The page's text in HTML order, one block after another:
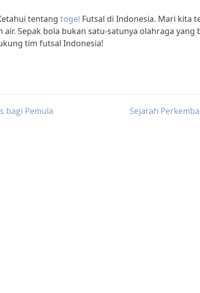
tentang togel Futsal di Indonesia. Mari kita
Sepak bola bukan satu-satunya olahraga yang
tim futsal Indonesia!
bagi Pemula Sejarah